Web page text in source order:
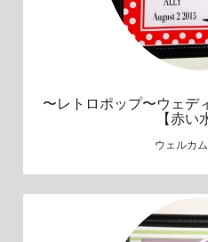
〜レトロポップ〜ウェデ
【赤い
ウェルカ